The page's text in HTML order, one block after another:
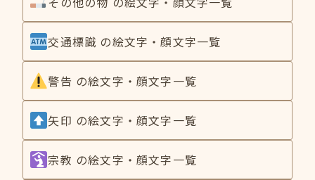
交通標識 の絵文字・顔文字一覧
警告 の絵文字・顔文字一覧
矢印 の絵文字・顔文字一覧
宗教 の絵文字・顔文字一覧